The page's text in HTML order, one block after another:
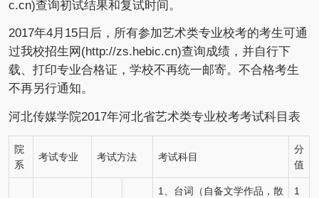
c.cn)查询初试结果和复试时间。
2017年4月15日后，所有参加艺术类专业校考的考生可通
过我校招生网(http://zs.hebic.cn)查询成绩，并自行下
载、打印专业合格证，学校不再统一邮寄。不合格考生
不再另行通知。
河北传媒学院2017年河北省艺术类专业校考考试科目表
院
系
考试专业 考试方法 考试科目
分
值
1、台词（自备文学作品，散
1